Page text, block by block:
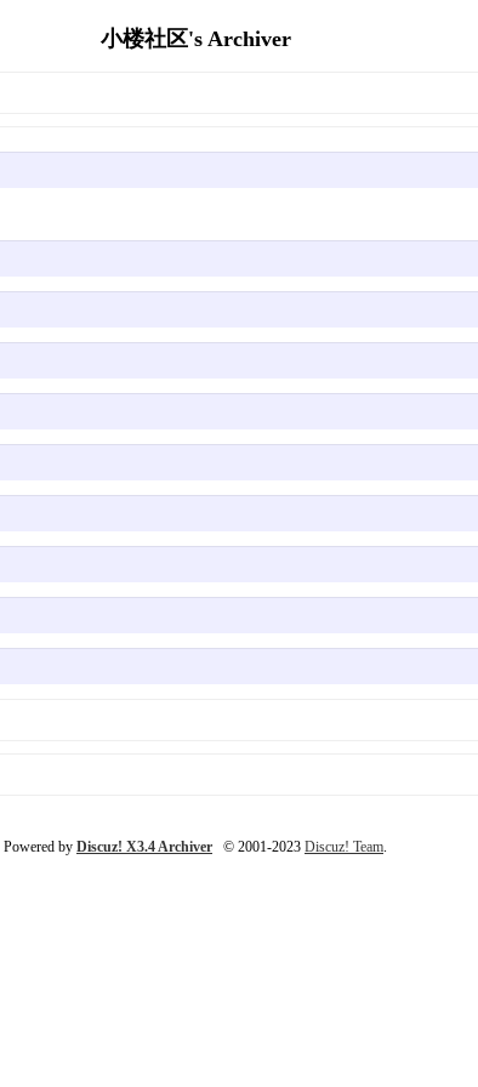
小楼社区's Archiver
Powered by Discuz! X3.4 Archiver © 2001-2023 Discuz! Team.